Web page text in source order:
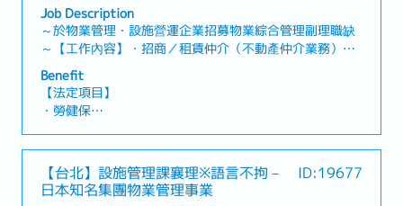
(法人), 営業(個人)・業務(個人), その他(営業)・其他(業
務)
Job Description
～於物業管理・設施營運企業招募物業綜合管理副理職缺
～【工作內容】・招商／租賃仲介（不動產仲介業務）制
度建立・提供商辦大樓內企業承租戶日常營運需求及諮
詢・維持協力廠商履約成效及業務執行力・建築物永續維
運管理業務執行・管理團隊人員及工作，教育人員・業主
窗口,客戶之應對,跨部門溝通・支援公司其他案場・協助案
場駐點主管・新建規劃案專案協助・執行主管交辦事項
職滿一年至日本總部研修一週
Benefit
【法定項目】
・勞健保
・各種休假(特別休假、婚假、喪假、生理假、產檢假、陪
產假、產假、育嬰假)
・退休金
【台北】設施管理課襄理※語言不拘－
日本知名集團物業管理事業
ID:19677